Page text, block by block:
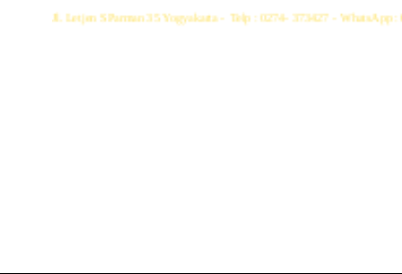
Jl. Letjen S Parman 35 Yogyakarta - Telp : 0274- 373427 -